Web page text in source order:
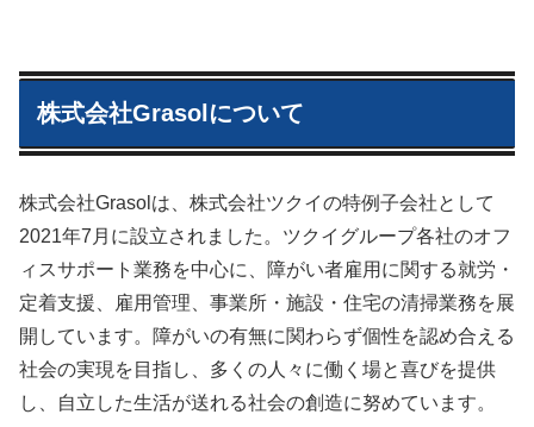
株式会社Grasolについて
株式会社Grasolは、株式会社ツクイの特例子会社として
2021年7月に設立されました。ツクイグループ各社のオフ
ィスサポート業務を中心に、障がい者雇用に関する就労・
定着支援、雇用管理、事業所・施設・住宅の清掃業務を展
開しています。障がいの有無に関わらず個性を認め合える
社会の実現を目指し、多くの人々に働く場と喜びを提供
し、自立した生活が送れる社会の創造に努めています。